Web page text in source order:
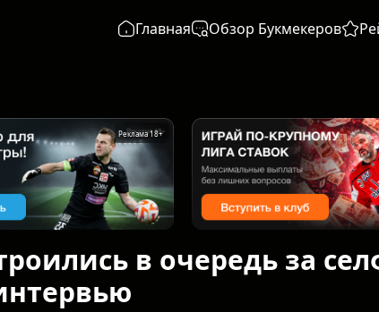
Главная Обзор Букмекеров
Реклама 18+
в очередь за